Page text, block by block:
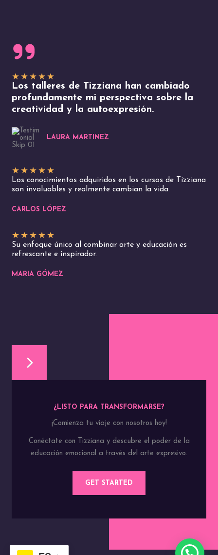
★ ★ ★ ★ ★
Los talleres de Tizziana han cambiado
profundamente mi perspectiva sobre la
creatividad y la autoexpresión.
LAURA MARTINEZ
★ ★ ★ ★ ★
Los conocimientos adquiridos en los cursos de Tizziana
son invaluables y realmente cambian la vida.
CARLOS LÓPEZ
★ ★ ★ ★ ★
Su enfoque único al combinar arte y educación es
refrescante e inspirador.
MARIA GÓMEZ
¿LISTO PARA TRANSFORMARSE?
¡Comienza tu viaje con nosotros hoy!
Conéctate con Tizziana y descubre el poder de la
educación emocional a través del arte expresivo.
GET STARTED